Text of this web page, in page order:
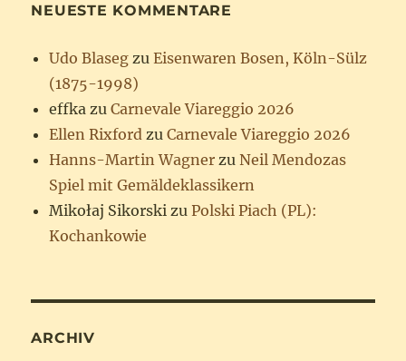
NEUESTE KOMMENTARE
Udo Blaseg zuEisenwaren Bosen, Köln-Sülz
(1875-1998)
effka zuCarnevale Viareggio 2026
Ellen Rixford zuCarnevale Viareggio 2026
Hanns-Martin Wagner zuNeil Mendozas
Spiel mit Gemäldeklassikern
Mikołaj Sikorski zuPolski Piach (PL):
Kochankowie
ARCHIV